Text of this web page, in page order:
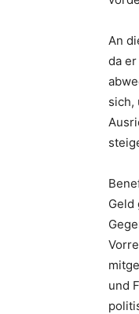
An
da
sich,
Geld
und